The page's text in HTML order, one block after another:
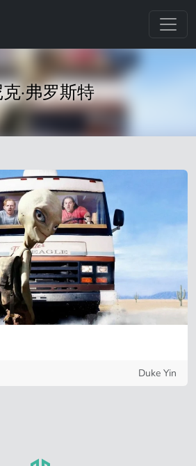
·弗罗斯特
Duke Yin